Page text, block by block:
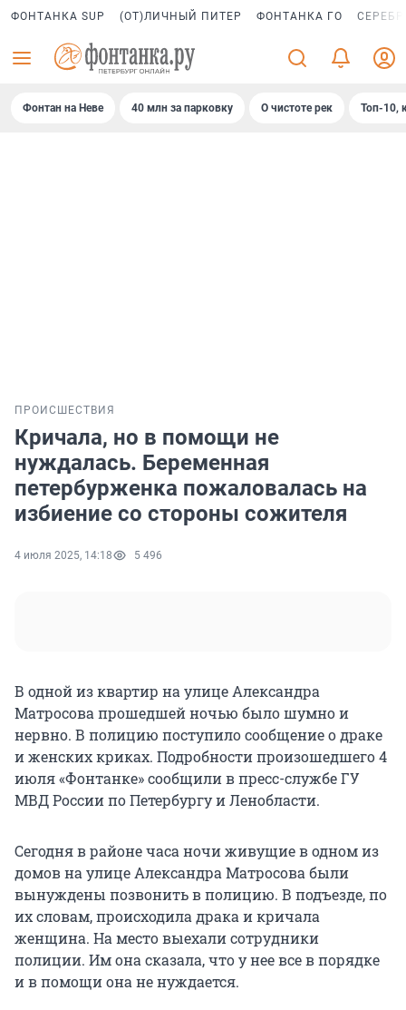
ФОНТАНКА SUP (ОТ)ЛИЧНЫЙ ПИТЕР ФОНТАНКА ГО
Фонтан на Неве 40 млн за парковку О чистоте рек Топ-10,
ПРОИСШЕСТВИЯ
Кричала, но в помощи не
нуждалась. Беременная
петербурженка пожаловалась на
избиение со стороны сожителя
4 июля 2025, 14:18 5 496
В одной из квартир на улице Александра
Матросова прошедшей ночью было шумно и
нервно. В полицию поступило сообщение о драке
и женских криках. Подробности произошедшего 4
июля «Фонтанке» сообщили в пресс-службе ГУ
МВД России по Петербургу и Ленобласти.
Сегодня в районе часа ночи живущие в одном из
домов на улице Александра Матросова были
вынуждены позвонить в полицию. В подъезде, по
их словам, происходила драка и кричала
женщина. На место выехали сотрудники
полиции. Им она сказала, что у нее все в порядке
и в помощи она не нуждается.